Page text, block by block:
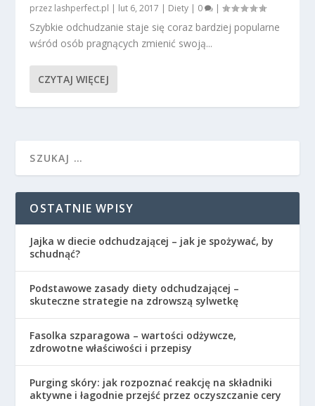
przez lashperfect.pl | lut 6, 2017 | Diety | 0 |
Szybkie odchudzanie staje się coraz bardziej popularne
wśród osób pragnących zmienić swoją...
CZYTAJ WIĘCEJ
OSTATNIE WPISY
Jajka w diecie odchudzającej – jak je spożywać, by
schudnąć?
Podstawowe zasady diety odchudzającej –
skuteczne strategie na zdrowszą sylwetkę
Fasolka szparagowa – wartości odżywcze,
zdrowotne właściwości i przepisy
Purging skóry: jak rozpoznać reakcję na składniki
aktywne i łagodnie przejść przez oczyszczanie cery